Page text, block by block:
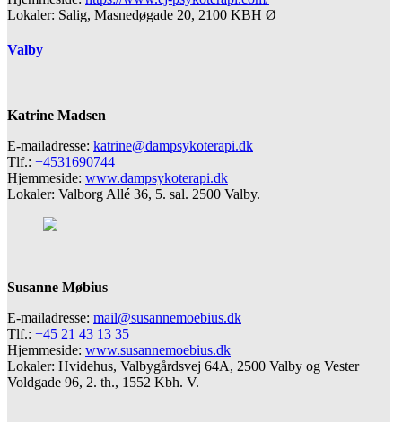
Lokaler: Salig, Masnedøgade 20, 2100 KBH Ø
Valby
Katrine Madsen
E-mailadresse: katrine@dampsykoterapi.dk
Tlf.: +4531690744
Hjemmeside: www.dampsykoterapi.dk
Lokaler: Valborg Allé 36, 5. sal. 2500 Valby.
Susanne Møbius
E-mailadresse: mail@susannemoebius.dk
Tlf.: +45 21 43 13 35
Hjemmeside: www.susannemoebius.dk
Lokaler: Hvidehus, Valbygårdsvej 64A, 2500 Valby og Vester
Voldgade 96, 2. th., 1552 Kbh. V.